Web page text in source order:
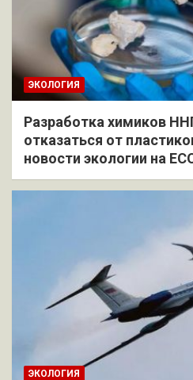
ЭКОЛОГИЯ
Разработка химиков
отказаться от
новости экологии на
ЭКОЛОГИЯ